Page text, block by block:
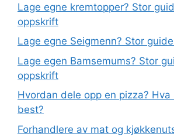
Lage egne kremtopper? Stor
oppskrift
Lage egne Seigmenn? Stor
Lage egen Bamsemums? Stor
oppskrift
Hvordan dele opp en pizza?
best?
Forhandlere av mat og